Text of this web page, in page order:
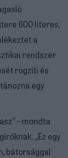
600 literes,
a
rendszer
rögzíti és
egy
– mondta
„Ez egy
bátorsággal